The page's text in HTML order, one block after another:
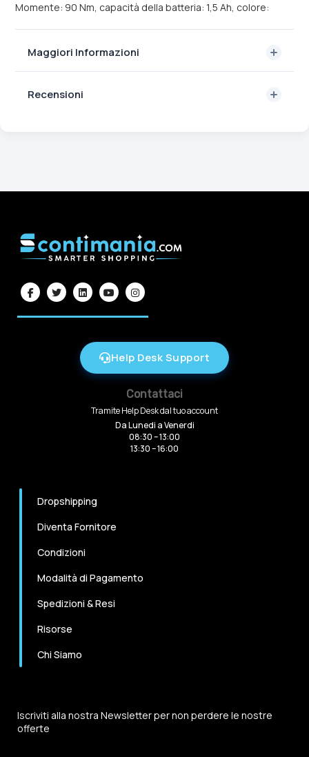
Momente: 90 Nm, capacità della batteria: 1,5 Ah, colore:
Maggiori Informazioni
Recensioni
Help Desk Support
Contattaci
Tramite Help Desk dal tuo account
Da Lunedi a Venerdi
08:30 – 13:00
13:30 – 16:00
Dropshipping
Diventa Fornitore
Condizioni
Modalità di Pagamento
Spedizioni & Resi
Risorse
Chi Siamo
Iscriviti alla nostra Newsletter per non perdere le nostre
offerte